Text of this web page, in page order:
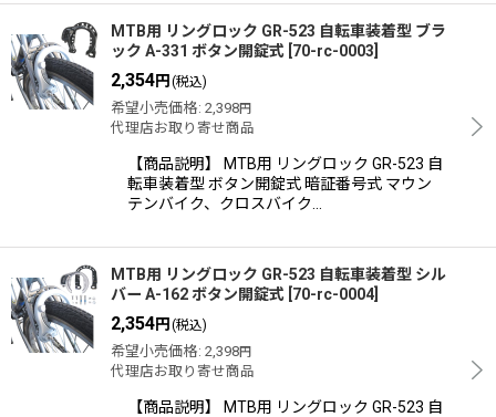
MTB用 リングロック GR-523 自転車装着型 ブラ
ック A-331 ボタン開錠式 70-rc-0003
2,354円 (税込)
希望小売価格: 2,398円
代理店お取り寄せ商品
【商品説明】 MTB用 リングロック GR-523 自
転車装着型 ボタン開錠式 暗証番号式 マウン
テンバイク、クロスバイク…
MTB用 リングロック GR-523 自転車装着型 シル
バー A-162 ボタン開錠式 70-rc-0004
2,354円 (税込)
希望小売価格: 2,398円
代理店お取り寄せ商品
【商品説明】 MTB用 リングロック GR-523 自